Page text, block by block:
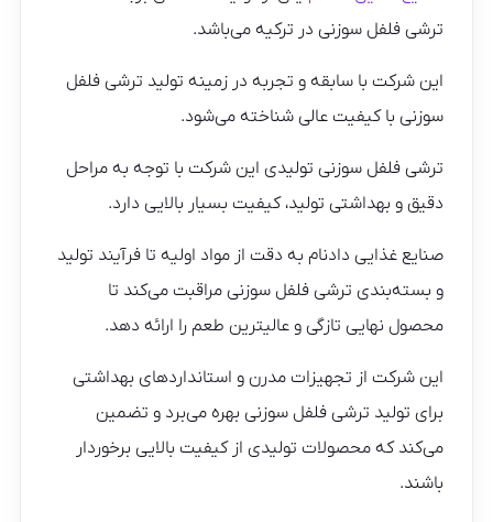
ترشی فلفل سوزنی در ترکیه می‌باشد.
این شرکت با سابقه و تجربه در زمینه تولید ترشی فلفل
سوزنی با کیفیت عالی شناخته می‌شود.
ترشی فلفل سوزنی تولیدی این شرکت با توجه به مراحل
دقیق و بهداشتی تولید، کیفیت بسیار بالایی دارد.
صنایع غذایی دادنام به دقت از مواد اولیه تا فرآیند تولید
و بسته‌بندی ترشی فلفل سوزنی مراقبت می‌کند تا
محصول نهایی تازگی و عالیترین طعم را ارائه دهد.
این شرکت از تجهیزات مدرن و استانداردهای بهداشتی
برای تولید ترشی فلفل سوزنی بهره می‌برد و تضمین
می‌کند که محصولات تولیدی از کیفیت بالایی برخوردار
باشند.